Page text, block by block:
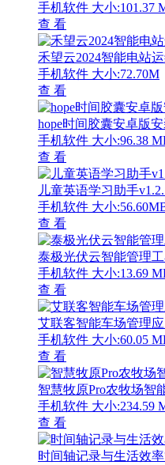
手机软件 大小:101.37
查 看
禾望云2024智能电站
手机软件 大小:72.70M
查 看
hope时间胶囊安卓版
手机软件 大小:96.38
查 看
儿童英语学习助手
手机软件 大小
查 看
泰极光伏云智能管理
手机软件 大小:13.69
查 看
艾联客智能车场管理
手机软件 大小:60.05
查 看
智慧牧原Pro农牧场智
手机软件 大小:234.59
查 看
时间轴记录与生活效